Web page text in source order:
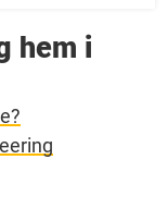
hem i